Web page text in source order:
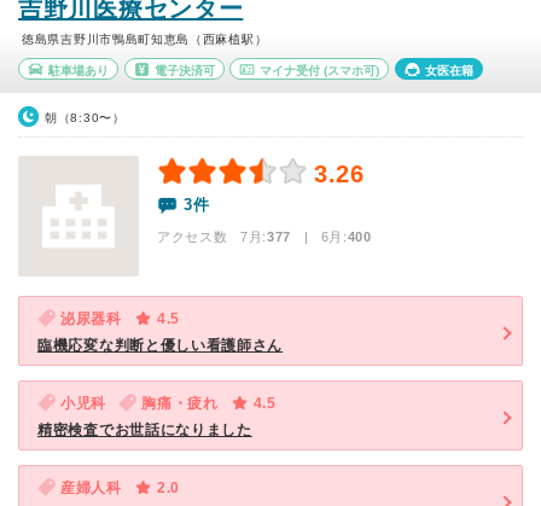
吉野川医療センター
徳島県吉野川市鴨島町知恵島（西麻植駅）
駐車場あり 電子決済可 マイナ受付 (スマホ可) 女医在籍
朝（8:30〜）
3.26
3件
アクセス数 7月:377 | 6月:400
泌尿器科
4.5
臨機応変な判断と優しい看護師さん
小児科 胸痛・疲れ
4.5
精密検査でお世話になりました
産婦人科
2.0